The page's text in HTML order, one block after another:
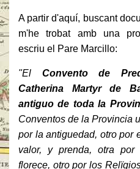
A partir d'aquí, buscant
m'he trobat amb una
escriu el Pare Marcillo:
"El Convento de
Catherina Martyr de
antiguo de toda la
Conventos de la Provincia
por la antiguedad, otro por
valor, y prenda, otra
florece, otro por los